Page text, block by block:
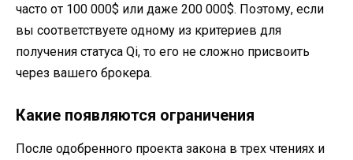
часто от 100 000$ или даже 200 000$. Поэтому, если
вы соответствуете одному из критериев для
получения статуса Qi, то его не сложно присвоить
через вашего брокера.
Какие появляются ограничения
После одобренного проекта закона в трех чтениях и